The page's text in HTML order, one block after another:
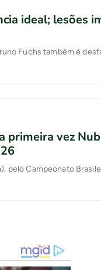
ideal; lesões
Fuchs também é
primeira vez
pelo Campeonato